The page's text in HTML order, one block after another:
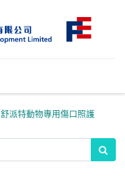
舒派特動物專用傷口照護